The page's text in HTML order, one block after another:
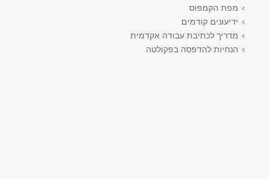
מפת הקמפוס
ידיעונים קודמים
מדריך לכתיבת עבודה אקדמית
הנחיות להדפסה בפקולטה